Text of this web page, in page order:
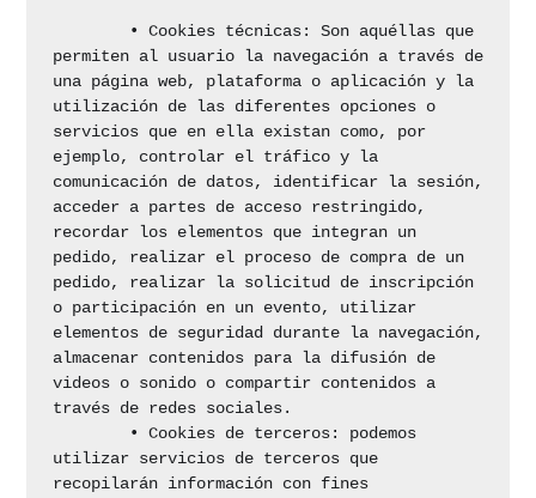
permiten al usuario la navegación a través de
una página web, plataforma o aplicación y la
utilización de las diferentes opciones o
servicios que en ella existan como, por
ejemplo, controlar el tráfico y la
comunicación de datos, identificar la sesión,
acceder a partes de acceso restringido,
recordar los elementos que integran un
pedido, realizar el proceso de compra de un
pedido, realizar la solicitud de inscripción
o participación en un evento, utilizar
elementos de seguridad durante la navegación,
almacenar contenidos para la difusión de
videos o sonido o compartir contenidos a
través de redes sociales.
utilizar servicios de terceros que
recopilarán información con fines